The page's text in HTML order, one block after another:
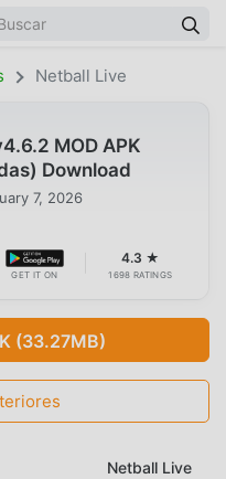
Netball Live
MOD APK
Download
7, 2026
GET IT ON
4.3 ★
1698 RATINGS
(33.27MB)
Netball Live